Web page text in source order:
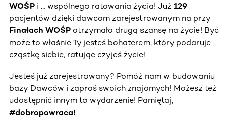
WOŚP i … wspólnego ratowania życia! Już 129
pacjentów dzięki dawcom zarejestrowanym na przy
Finałach WOŚP otrzymało drugą szansę na życie! Być
może to właśnie Ty jesteś bohaterem, który podaruje
cząstkę siebie, ratując czyjeś życie!
Jesteś już zarejestrowany? Pomóż nam w budowaniu
bazy Dawców i zaproś swoich znajomych! Możesz też
udostępnić innym to wydarzenie! Pamiętaj,
#dobropowraca!